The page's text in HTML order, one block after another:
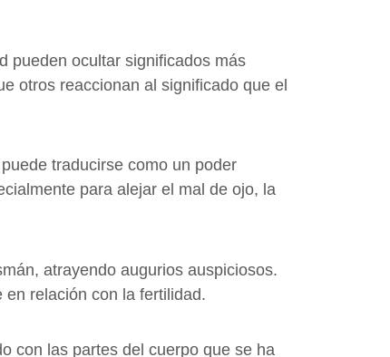
pueden ocultar significados más
otros reaccionan al significado que el
traducirse como un poder
para alejar el mal de ojo, la
atrayendo augurios auspiciosos.
relación con la fertilidad.
con las partes del cuerpo que se ha